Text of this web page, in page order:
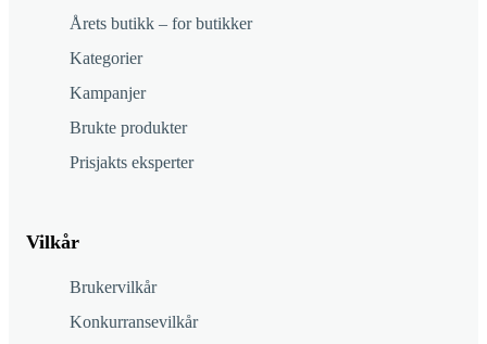
Årets butikk – for butikker
Kategorier
Kampanjer
Brukte produkter
Prisjakts eksperter
Vilkår
Brukervilkår
Konkurransevilkår